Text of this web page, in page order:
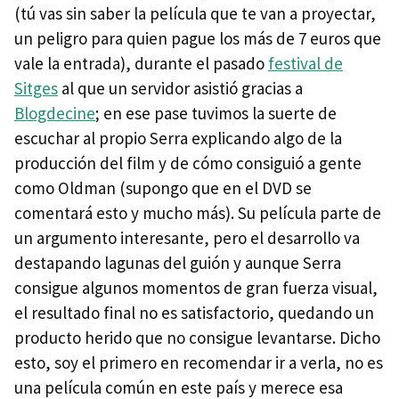
(tú vas sin saber la película que te van a proyectar,
un peligro para quien pague los más de 7 euros que
vale la entrada), durante el pasado festival de
Sitges al que un servidor asistió gracias a
Blogdecine; en ese pase tuvimos la suerte de
escuchar al propio Serra explicando algo de la
producción del film y de cómo consiguió a gente
como Oldman (supongo que en el DVD se
comentará esto y mucho más). Su película parte de
un argumento interesante, pero el desarrollo va
destapando lagunas del guión y aunque Serra
consigue algunos momentos de gran fuerza visual,
el resultado final no es satisfactorio, quedando un
producto herido que no consigue levantarse. Dicho
esto, soy el primero en recomendar ir a verla, no es
una película común en este país y merece esa